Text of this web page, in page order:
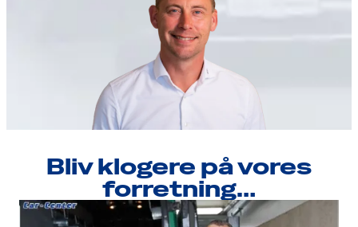
Bliv klogere på vores
forretning…